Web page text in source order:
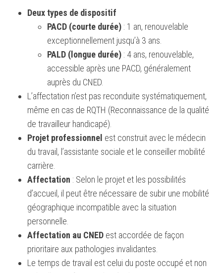
Deux types de dispositif
PACD (courte durée) : 1 an, renouvelable
exceptionnellement jusqu’à 3 ans.
PALD (longue durée) : 4 ans, renouvelable,
accessible après une PACD, généralement
auprès du CNED.
L’affectation n’est pas reconduite systématiquement,
même en cas de RQTH (Reconnaissance de la qualité
de travailleur handicapé).
Projet professionnel est construit avec le médecin
du travail, l’assistante sociale et le conseiller mobilité
carrière.
Affectation : Selon le projet et les possibilités
d’accueil, il peut être nécessaire de subir une mobilité
géographique incompatible avec la situation
personnelle.
Affectation au CNED est accordée de façon
prioritaire aux pathologies invalidantes.
Le temps de travail est celui du poste occupé et non